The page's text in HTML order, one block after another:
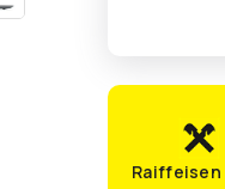
Raiffeisen